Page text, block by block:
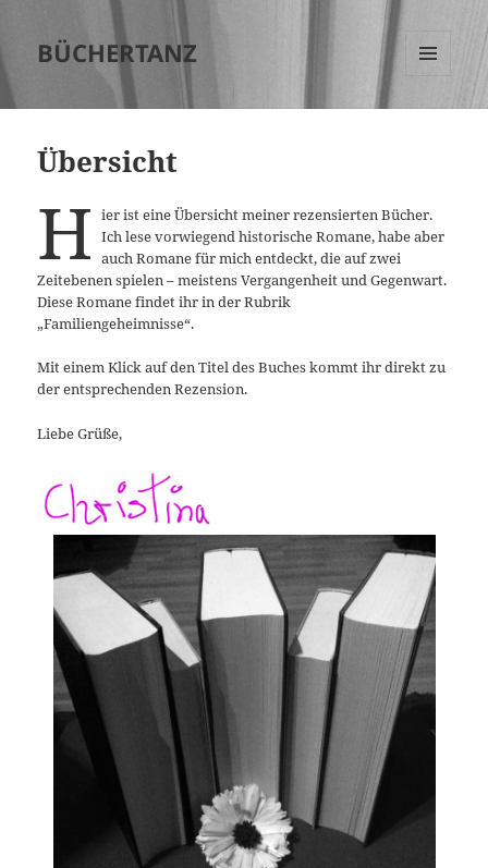
BÜCHERTANZ
UND
Übersicht
H ier ist eine Übersicht meiner rezensierten Bücher.
Ich lese vorwiegend historische Romane, habe aber
auch Romane für mich entdeckt, die auf zwei
Zeitebenen spielen – meistens Vergangenheit und Gegenwart.
Diese Romane findet ihr in der Rubrik
„Familiengeheimnisse“.
Mit einem Klick auf den Titel des Buches kommt ihr direkt zu
der entsprechenden Rezension.
Liebe Grüße,